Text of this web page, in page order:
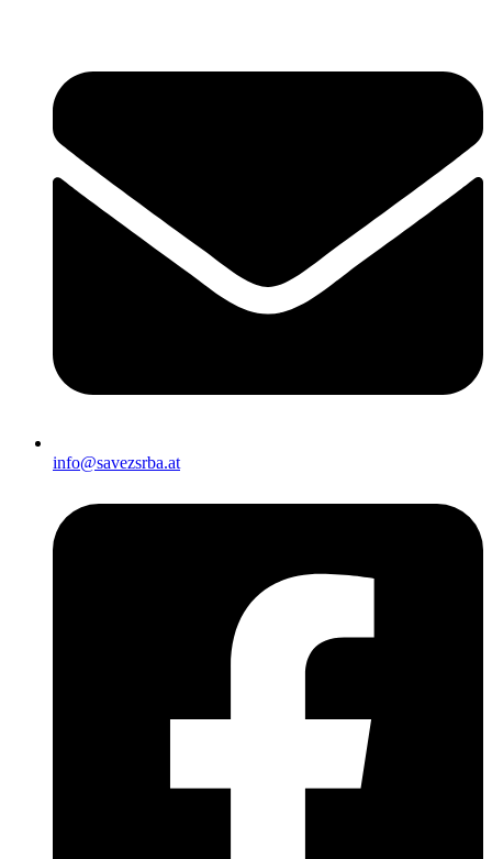
info@savezsrba.at